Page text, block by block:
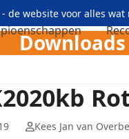
de website voor alles
Downloads
Kees Jan van